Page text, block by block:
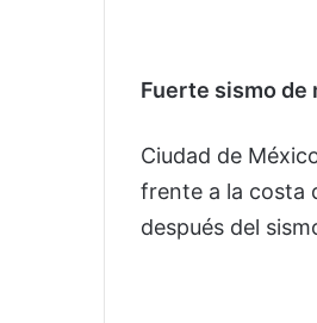
Fuerte sismo de
Ciudad de
frente a la costa
después del